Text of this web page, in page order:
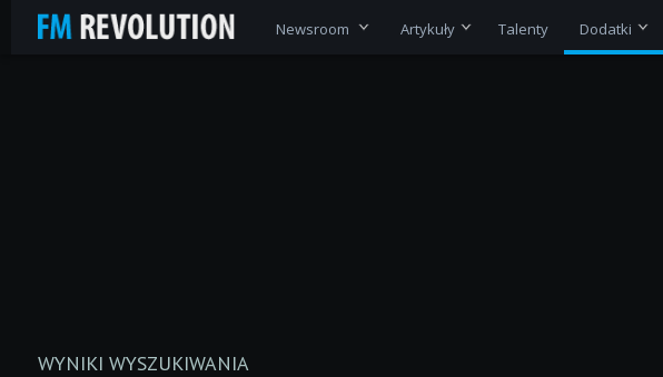
Newsroom Artykuły Talenty Dodatki
WYNIKI WYSZUKIWANIA